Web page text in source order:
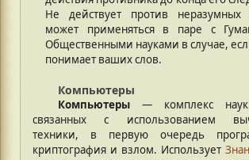
Не действует против неразумных
может применяться в паре с
Общественными науками в случае,
понимает ваших слов.
Компьютеры
Компьютеры — комплекс
связанных с использованием
техники, в первую очередь
криптография и взлом. Использует